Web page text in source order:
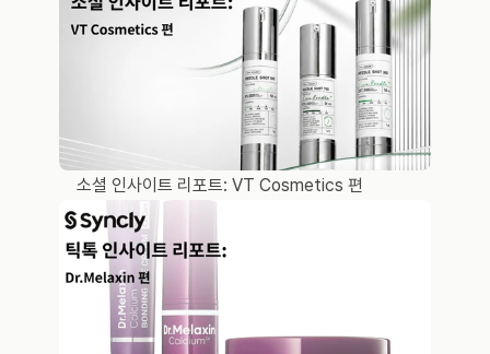
소셜 인사이트 리포트: VT Cosmetics 편